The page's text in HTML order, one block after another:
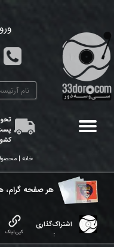
تغییر گذر واژه
سفارشات
خانه |
هر ​صفحه گرام،
اشتراک‌گذاری
:
کپی لینک